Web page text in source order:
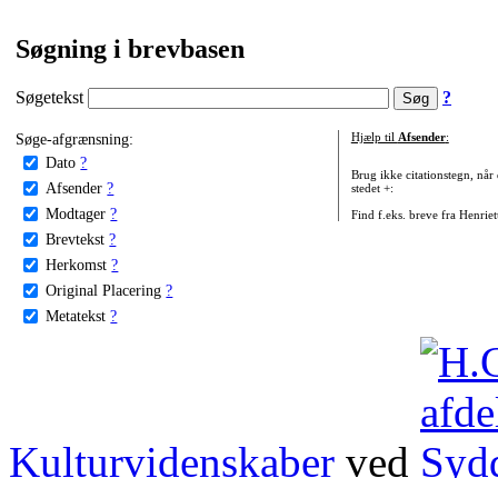
Søgning i brevbasen
Søgetekst ?
Søge-afgrænsning:
Dato ?
Afsender ?
Modtager ?
Brevtekst ?
Herkomst ?
Original Placering ?
Metatekst ?
Hjælp til Afsender:
Brug ikke citationstegn, når
stedet +:
Find f.eks. breve fra
Kulturvidenskaber ved